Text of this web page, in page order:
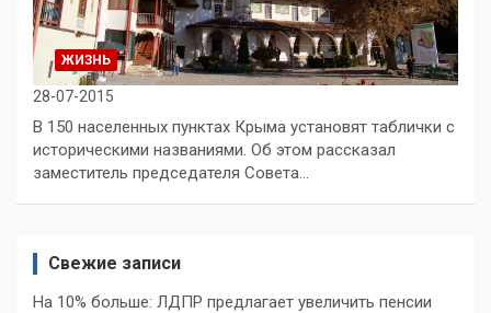
ЖИЗНЬ
28-07-2015
В 150 населенных пунктах Крыма установят таблички с
историческими названиями. Об этом рассказал
заместитель председателя Совета…
Свежие записи
На 10% больше: ЛДПР предлагает увеличить пенсии